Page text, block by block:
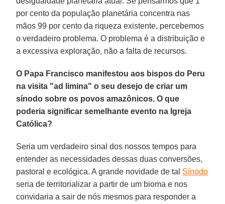
por cento da população planetária concentra nas
mãos 99 por cento da riqueza existente, percebemos
o verdadeiro problema. O problema é a distribuição e
a excessiva exploração, não a falta de recursos.
O Papa Francisco manifestou aos bispos do Peru
na visita "ad limina" o seu desejo de criar um
sínodo sobre os povos amazônicos. O que
poderia significar semelhante evento na Igreja
Católica?
Seria um verdadeiro sinal dos nossos tempos para
entender as necessidades dessas duas conversões,
pastoral e ecológica. A grande novidade de tal Sínodo
seria de territorializar a partir de um bioma e nos
convidaria a sair de nós mesmos para responder a